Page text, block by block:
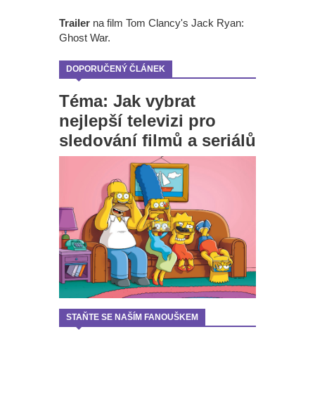
Trailer na film Tom Clancy's Jack Ryan:
Ghost War.
DOPORUČENÝ ČLÁNEK
Téma: Jak vybrat
nejlepší televizi pro
sledování filmů a seriálů
STAŇTE SE NAŠÍM FANOUŠKEM